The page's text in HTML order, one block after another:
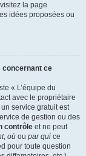
la page
idées proposées ou
concernant ce
« L’équipe du
avec le propriétaire
service gratuit est
de gestion ou des
contrôle et ne peut
, où ou par qui ce
pour toute question